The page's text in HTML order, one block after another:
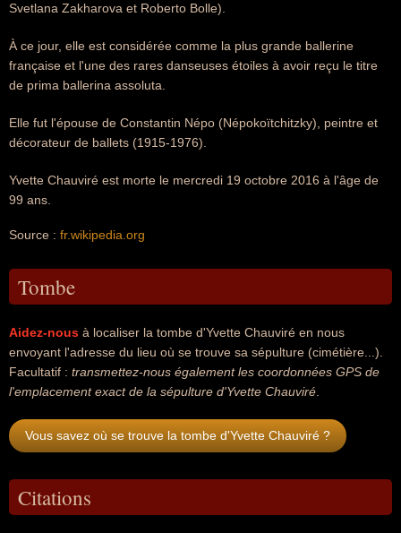
Svetlana Zakharova et Roberto Bolle).
À ce jour, elle est considérée comme la plus grande ballerine
française et l'une des rares danseuses étoiles à avoir reçu le titre
de prima ballerina assoluta.
Elle fut l'épouse de Constantin Népo (Népokoïtchitzky), peintre et
décorateur de ballets (1915-1976).
Yvette Chauviré est morte le mercredi 19 octobre 2016 à l'âge de
99 ans.
Source : fr.wikipedia.org
Tombe
Aidez-nous à localiser la tombe d'Yvette Chauviré en nous
envoyant l'adresse du lieu où se trouve sa sépulture (cimétière...).
Facultatif : transmettez-nous également les coordonnées GPS de
l'emplacement exact de la sépulture d'Yvette Chauviré
Vous savez où se trouve la tombe d'Yvette Chauviré ?
Citations